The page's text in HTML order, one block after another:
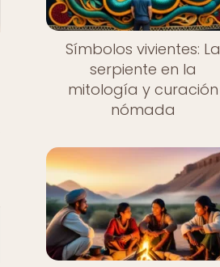
Símbolos vivientes: La
serpiente en la
mitología y curación
nómada